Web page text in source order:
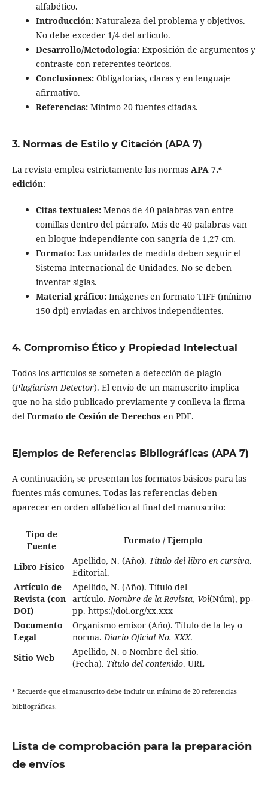
alfabético.
Introducción:Naturaleza del problema y objetivos.
No debe exceder 1/4 del artículo.
Desarrollo/Metodología:Exposición de argumentos y
contraste con referentes teóricos.
Conclusiones:Obligatorias, claras y en lenguaje
afirmativo.
Referencias:Mínimo 20 fuentes citadas.
3. Normas de Estilo y Citación (APA 7)
La revista emplea estrictamente las normas APA 7.ª
edición:
Citas textuales:Menos de 40 palabras van entre
comillas dentro del párrafo. Más de 40 palabras van
en bloque independiente con sangría de 1,27 cm.
Formato:Las unidades de medida deben seguir el
Sistema Internacional de Unidades. No se deben
inventar siglas.
Material gráfico:Imágenes en formato TIFF (mínimo
150 dpi) enviadas en archivos independientes.
4. Compromiso Ético y Propiedad Intelectual
Todos los artículos se someten a detección de plagio
(Plagiarism Detector). El envío de un manuscrito implica
que no ha sido publicado previamente y conlleva la firma
del Formato de Cesión de Derechosen PDF.
Ejemplos de Referencias Bibliográficas (APA 7)
A continuación, se presentan los formatos básicos para las
fuentes más comunes. Todas las referencias deben
aparecer en orden alfabético al final del manuscrito:
Tipo de
Fuente
Formato / Ejemplo
Libro Físico
Apellido, N. (Año). Título del libro en cursiva.
Editorial.
Artículo de
Revista (con
DOI)
Apellido, N. (Año). Título del
artículo.Nombre de la Revista, Vol(Núm), pp-
pp. https://doi.org/xx.xxx
Documento
Legal
Organismo emisor (Año). Título de la ley o
norma.Diario Oficial No. XXX.
Sitio Web
Apellido, N. o Nombre del sitio.
(Fecha). Título del contenido. URL
* Recuerde que el manuscrito debe incluir un mínimo de 20 referencias
bibliográficas.
Lista de comprobación para la preparación
de envíos